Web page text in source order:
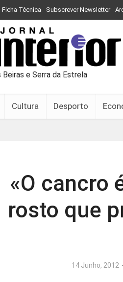
Ficha Técnica Subscrever Newsletter
Beiras e Serra da Estrela
Cultura Desporto
«O cancro
rosto que
14 Junho, 2012